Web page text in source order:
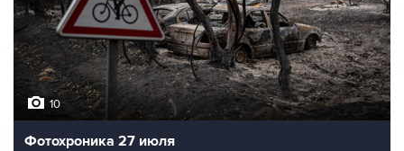
10
Фотохроника 27 июля